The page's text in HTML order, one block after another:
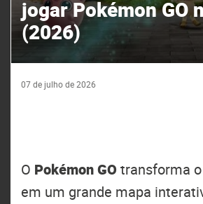
jogar Pokémon GO
(2026)
07 de julho de 2026
O Pokémon GO transforma
em um grande mapa